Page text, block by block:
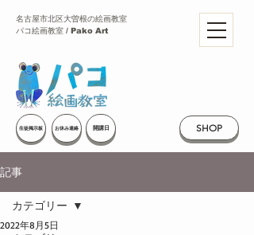
SHOP
名古屋市北区大曽根の絵画教室
パコ絵画教室 / Pako Art
生徒掲示板 お休み連絡 開講日
記事
カテゴリー
2022年8月5日